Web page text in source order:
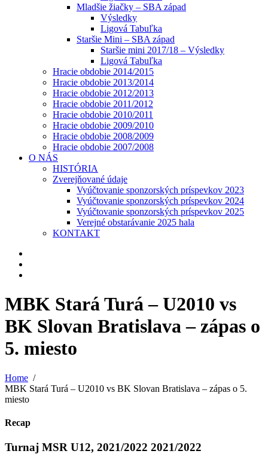
Mladšie žiačky – SBA západ
Výsledky
Ligová Tabuľka
Staršie Mini – SBA západ
Staršie mini 2017/18 – Výsledky
Ligová Tabuľka
Hracie obdobie 2014/2015
Hracie obdobie 2013/2014
Hracie obdobie 2012/2013
Hracie obdobie 2011/2012
Hracie obdobie 2010/2011
Hracie obdobie 2009/2010
Hracie obdobie 2008/2009
Hracie obdobie 2007/2008
O NÁS
HISTÓRIA
Zverejňované údaje
Vyúčtovanie sponzorských príspevkov 2023
Vyúčtovanie sponzorských príspevkov 2024
Vyúčtovanie sponzorských príspevkov 2025
Verejné obstarávanie 2025 hala
KONTAKT
MBK Stará Turá – U2010 vs
BK Slovan Bratislava – zápas o
5. miesto
Home
MBK Stará Turá – U2010 vs BK Slovan Bratislava – zápas o 5.
miesto
Recap
Turnaj MSR U12, 2021/2022 2021/2022